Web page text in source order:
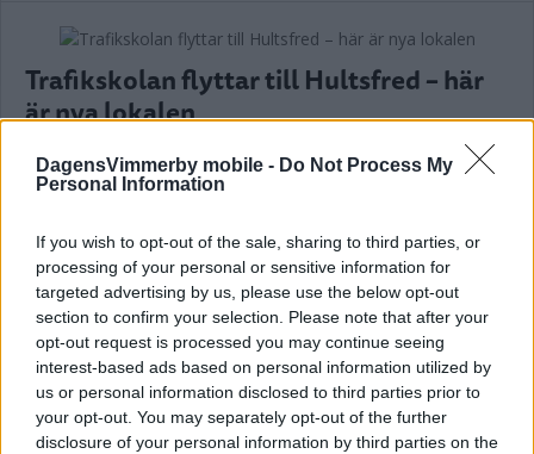
DagensVimmerby mobile - Do Not Process My
Personal Information
If you wish to opt-out of the sale, sharing to third parties, or
processing of your personal or sensitive information for
targeted advertising by us, please use the below opt-out
section to confirm your selection. Please note that after your
opt-out request is processed you may continue seeing
interest-based ads based on personal information utilized by
us or personal information disclosed to third parties prior to
your opt-out. You may separately opt-out of the further
disclosure of your personal information by third parties on the
Trafikskolan flyttar till Hultsfred – här
är nya lokalen
34-åring startar nytt företag i
Vimmerby
NÄRINGSLIV 10 juli 2026 06.55